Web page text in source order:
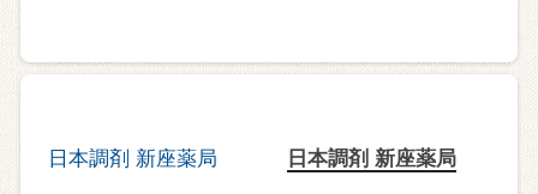
日本調剤 新座薬局